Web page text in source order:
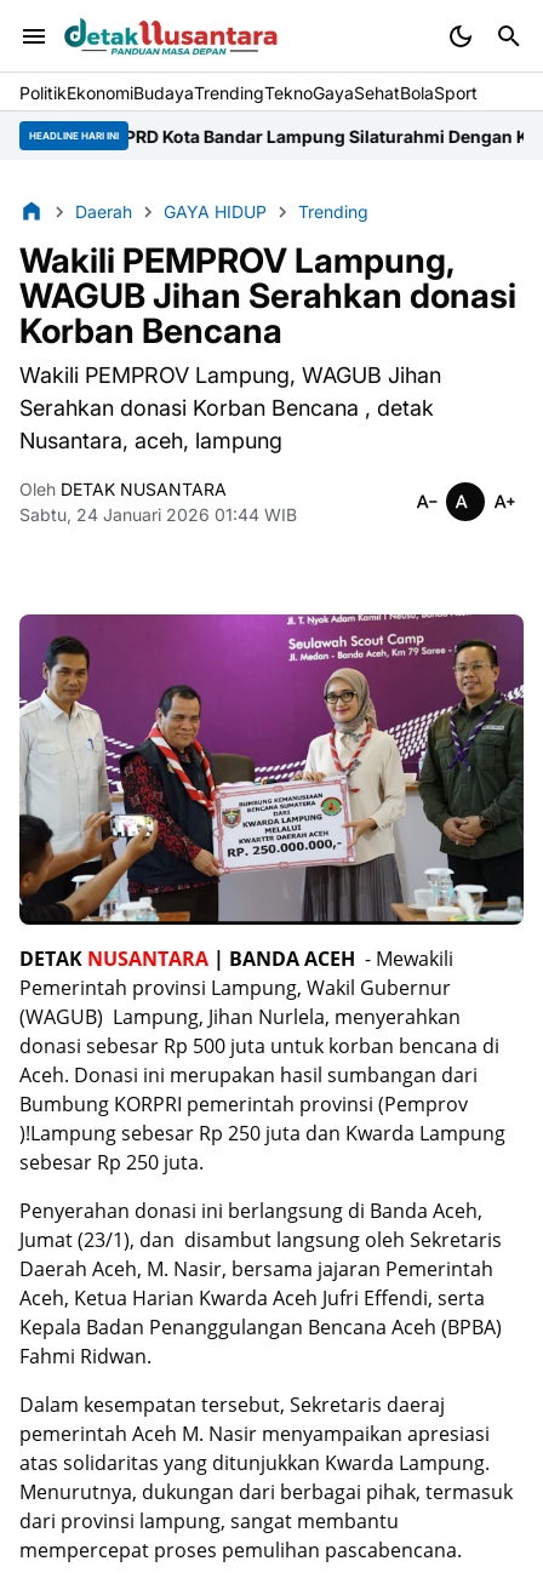
PolitikEkonomiBudayaTrendingTeknoGayaSehatBolaSport
HEADLINE HARI INI
DPRD Kota Bandar Lampung Silaturahmi Dengan Kapolresta
Daerah GAYA HIDUP Trending
Wakili PEMPROV Lampung,
WAGUB Jihan Serahkan donasi
Korban Bencana
Wakili PEMPROV Lampung, WAGUB Jihan
Serahkan donasi Korban Bencana , detak
Nusantara, aceh, lampung
Oleh DETAK NUSANTARA
Sabtu, 24 Januari 2026 01:44 WIB
DETAK NUSANTARA | BANDA ACEH - Mewakili
Pemerintah provinsi Lampung, Wakil Gubernur
(WAGUB) Lampung, Jihan Nurlela, menyerahkan
donasi sebesar Rp 500 juta untuk korban bencana di
Aceh. Donasi ini merupakan hasil sumbangan dari
Bumbung KORPRI pemerintah provinsi (Pemprov
)!Lampung sebesar Rp 250 juta dan Kwarda Lampung
sebesar Rp 250 juta.
Penyerahan donasi ini berlangsung di Banda Aceh,
Jumat (23/1), dan disambut langsung oleh Sekretaris
Daerah Aceh, M. Nasir, bersama jajaran Pemerintah
Aceh, Ketua Harian Kwarda Aceh Jufri Effendi, serta
Kepala Badan Penanggulangan Bencana Aceh (BPBA)
Fahmi Ridwan.
Dalam kesempatan tersebut, Sekretaris daeraj
pemerintah Aceh M. Nasir menyampaikan apresiasi
atas solidaritas yang ditunjukkan Kwarda Lampung.
Menurutnya, dukungan dari berbagai pihak, termasuk
dari provinsi lampung, sangat membantu
mempercepat proses pemulihan pascabencana.